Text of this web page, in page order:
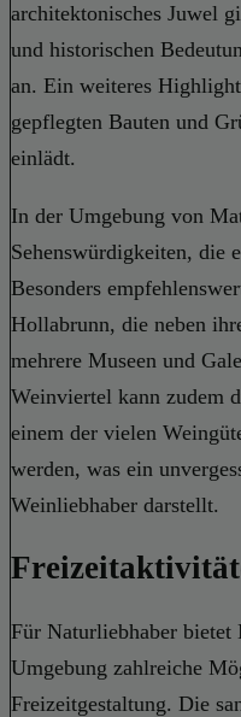
architektonisches Juwel
und historischen
an. Ein weiteres
gepflegten Bauten und
einlädt.
In der Umgebung von
Sehenswürdigkeiten, die
Besonders
Hollabrunn, die neben
mehrere Museen und
Weinviertel kann zudem
einem der vielen
werden, was ein
Weinliebhaber darstellt.
Für Naturliebhaber bietet
Umgebung zahlreiche
Freizeitgestaltung. Die